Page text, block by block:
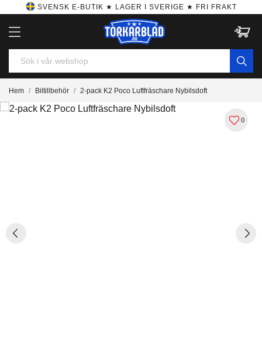
SVENSK E-BUTIK ★ LAGER I SVERIGE ★ FRI FRAKT
Hem Biltillbehör 2-pack K2 Poco Luftfräschare Nybilsdoft
0